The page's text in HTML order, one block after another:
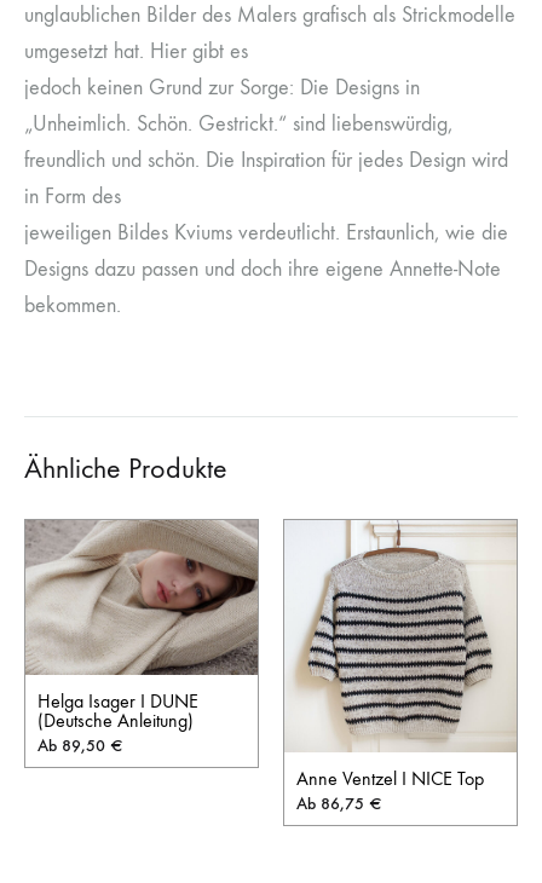
unglaublichen Bilder des Malers grafisch als Strickmodelle
umgesetzt hat. Hier gibt es
jedoch keinen Grund zur Sorge: Die Designs in
„Unheimlich. Schön. Gestrickt.“ sind liebenswürdig,
freundlich und schön. Die Inspiration für jedes Design wird
in Form des
jeweiligen Bildes Kviums verdeutlicht. Erstaunlich, wie die
Designs dazu passen und doch ihre eigene Annette-Note
bekommen.
Ähnliche Produkte
Helga Isager I DUNE
(Deutsche Anleitung)
Ab 89,50 €
Anne Ventzel I NICE Top
Ab 86,75 €